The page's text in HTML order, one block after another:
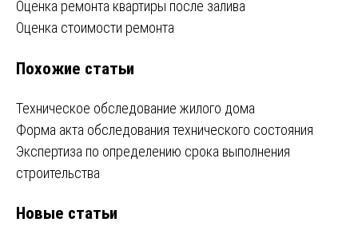
Навигация
по
записям
Оценка ремонта квартиры после залива
Оценка стоимости ремонта
Похожие статьи
Техническое обследование жилого дома
Форма акта обследования технического состояния
Экспертиза по определению срока выполнения
строительства
Новые статьи